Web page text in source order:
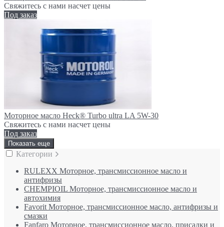
Свяжитесь с нами насчет цены
Под заказ
Моторное масло Heck® Turbo ultra LA 5W-30
Свяжитесь с нами насчет цены
Под заказ
Показать еще
Категории
RULEXX Моторное, трансмиссионное масло и
антифризы
CHEMPIOIL Моторное, трансмиссионное масло и
автохимия
Favorit Моторное, трансмиссионное масло, антифризы и
смазки
Fanfaro Моторное, трансмиссионное масло, присадки и